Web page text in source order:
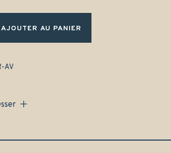
AJOUTER AU PANIER
AV